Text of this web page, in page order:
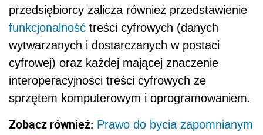
przedsiębiorcy zalicza również przedstawienie
funkcjonalność treści cyfrowych (danych
wytwarzanych i dostarczanych w postaci
cyfrowej) oraz każdej mającej znaczenie
interoperacyjności treści cyfrowych ze
sprzętem komputerowym i oprogramowaniem.
Zobacz również: Prawo do bycia zapomnianym